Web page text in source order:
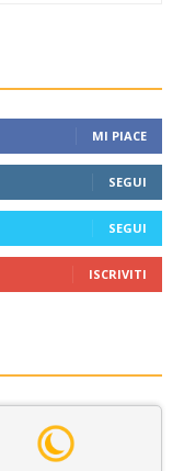
MI PIACE
SEGUI
SEGUI
ISCRIVITI